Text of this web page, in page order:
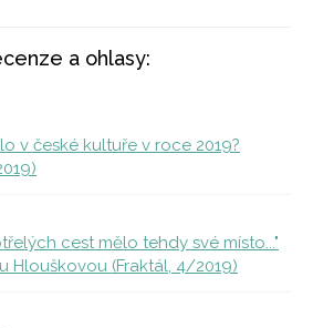
a ohlasy:
v české kultuře v roce 2019?
cest mělo tehdy své místo..."
Hlouškovou (Fraktál, 4/2019)